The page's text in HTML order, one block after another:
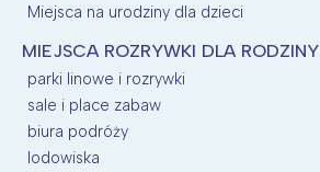
Miejsca na urodziny dla dzieci
MIEJSCA ROZRYWKI DLA RODZINY
parki linowe i rozrywki
sale i place zabaw
biura podróży
lodowiska